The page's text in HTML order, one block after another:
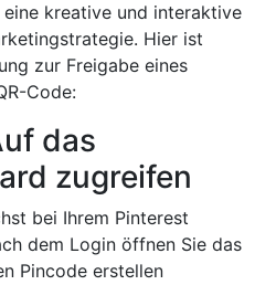
eine kreative und interaktive
Hier ist
zur Freigabe eines
Code:
das
zugreifen
bei Ihrem Pinterest
dem Login öffnen Sie das
Pincode erstellen